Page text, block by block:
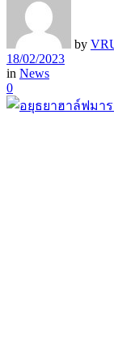
by
18/02/2023
in News
0